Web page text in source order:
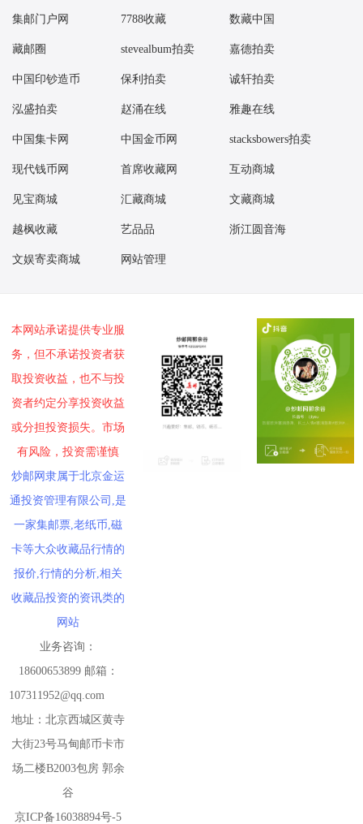
集邮门户网 7788收藏 数藏中国
藏邮圈 stevealbum拍卖 嘉德拍卖
中国印钞造币 保利拍卖 诚轩拍卖
泓盛拍卖 赵涌在线 雅趣在线
中国集卡网 中国金币网 stacksbowers拍卖
现代钱币网 首席收藏网 互动商城
见宝商城 汇藏商城 文藏商城
越枫收藏 艺品品 浙江圆音海
文娱寄卖商城 网站管理
本网站承诺提供专业服
务，但不承诺投资者获
取投资收益，也不与投
资者约定分享投资收益
或分担投资损失。市场
有风险，投资需谨慎
炒邮网隶属于北京金运
通投资管理有限公司,是
一家集邮票,老纸币,磁
卡等大众收藏品行情的
报价,行情的分析,相关
收藏品投资的资讯类的
网站
业务咨询：
18600653899 邮箱：
107311952@qq.com
地址：北京西城区黄寺
大街23号马甸邮币卡市
场二楼B2003包房 郭余
谷
京ICP备16038894号-5